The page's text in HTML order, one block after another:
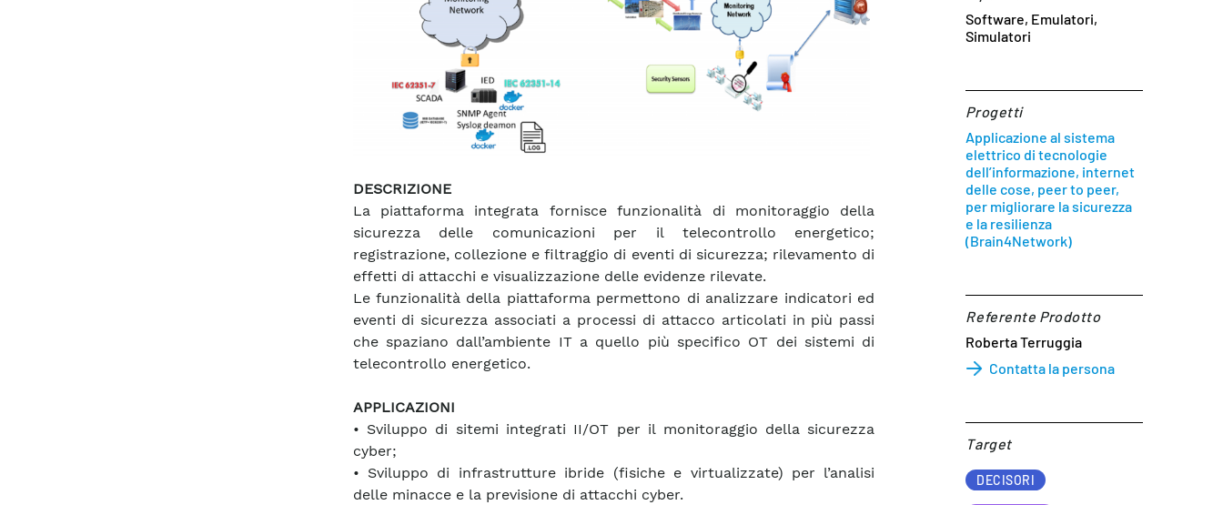
DESCRIZIONE
La piattaforma integrata fornisce funzionalità di monitoraggio della
sicurezza delle comunicazioni per il telecontrollo energetico;
registrazione, collezione e filtraggio di eventi di sicurezza; rilevamento di
effetti di attacchi e visualizzazione delle evidenze rilevate.
Le funzionalità della piattaforma permettono di analizzare indicatori ed
eventi di sicurezza associati a processi di attacco articolati in più passi
che spaziano dall’ambiente IT a quello più specifico OT dei sistemi di
telecontrollo energetico.
APPLICAZIONI
• Sviluppo di sitemi integrati II/OT per il monitoraggio della sicurezza
cyber;
• Sviluppo di infrastrutture ibride (fisiche e virtualizzate) per l’analisi
delle minacce e la previsione di attacchi cyber.
Software, Emulatori,
Simulatori
Progetti
Applicazione al sistema
elettrico di tecnologie
dell’informazione, internet
delle cose, peer to peer,
per migliorare la sicurezza
e la resilienza
(Brain4Network)
Referente Prodotto​
Roberta Terruggia
Contatta la persona
Target​
DECISORI